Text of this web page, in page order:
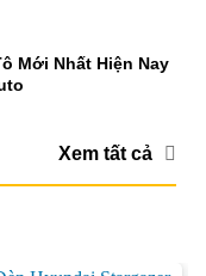
Mới Nhất Hiện Nay
Xem tất cả